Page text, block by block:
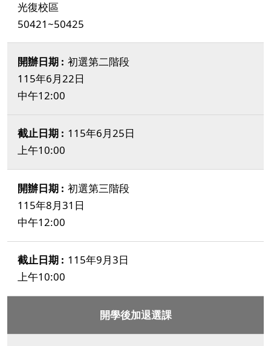
光復校區
50421~50425
初選第二階段
115年6月22日
中午12:00
115年6月25日
上午10:00
初選第三階段
115年8月31日
中午12:00
115年9月3日
上午10:00
開學後加退選課